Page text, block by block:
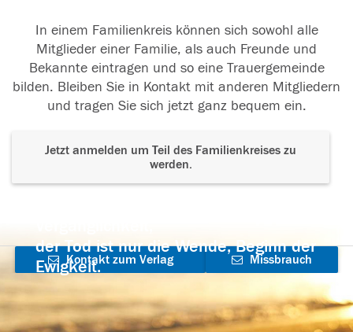
In einem Familienkreis können sich sowohl alle
Mitglieder einer Familie, als auch Freunde und
Bekannte eintragen und so eine Trauergemeinde
bilden. Bleiben Sie in Kontakt mit anderen Mitgliedern
und tragen Sie sich jetzt ganz bequem ein.
Jetzt anmelden um Teil des Familienkreises zu
werden.
der Tod ist nur die Wende, Beginn der
Ewigkeit.
Kontakt zum Verlag
aufnehmen
Missbrauch